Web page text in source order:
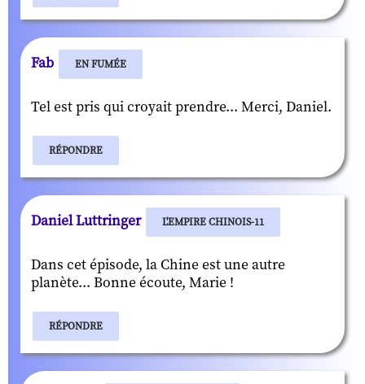
Fab EN FUMÉE
Tel est pris qui croyait prendre... Merci, Daniel.
RÉPONDRE
Daniel Luttringer L'EMPIRE CHINOIS-11
Dans cet épisode, la Chine est une autre
planète... Bonne écoute, Marie !
RÉPONDRE